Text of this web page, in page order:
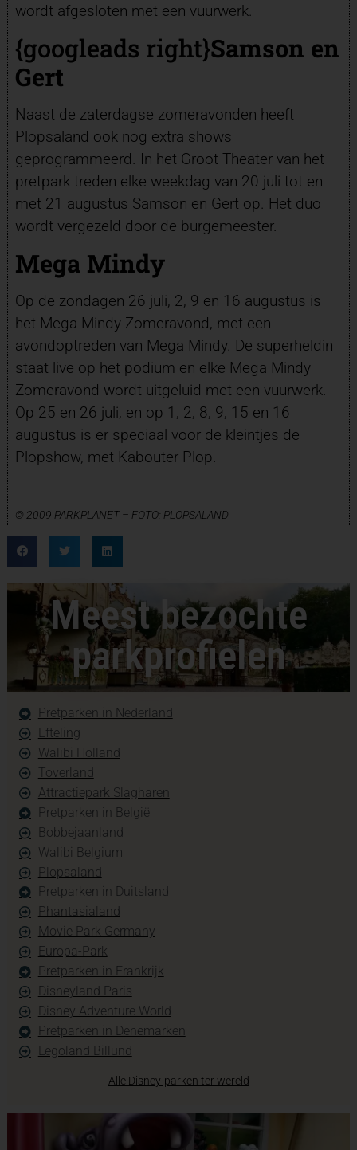
wordt afgesloten met een vuurwerk.
{googleads right}Samson en
Gert
Naast de zaterdagse zomeravonden heeft
Plopsaland ook nog extra shows
geprogrammeerd. In het Groot Theater van het
pretpark treden elke weekdag van 20 juli tot en
met 21 augustus Samson en Gert op. Het duo
wordt vergezeld door de burgemeester.
Mega Mindy
Op de zondagen 26 juli, 2, 9 en 16 augustus is
het Mega Mindy Zomeravond, met een
avondoptreden van Mega Mindy. De superheldin
staat live op het podium en elke Mega Mindy
Zomeravond wordt uitgeluid met een vuurwerk.
Op 25 en 26 juli, en op 1, 2, 8, 9, 15 en 16
augustus is er speciaal voor de kleintjes de
Plopshow, met Kabouter Plop.
© 2009 PARKPLANET – FOTO: PLOPSALAND
Meest bezochte
parkprofielen
Pretparken in Nederland
Efteling
Walibi Holland
Toverland
Attractiepark Slagharen
Pretparken in België
Bobbejaanland
Walibi Belgium
Plopsaland
Pretparken in Duitsland
Phantasialand
Movie Park Germany
Europa-Park
Pretparken in Frankrijk
Disneyland Paris
Disney Adventure World
Pretparken in Denemarken
Legoland Billund
Alle Disney-parken ter wereld